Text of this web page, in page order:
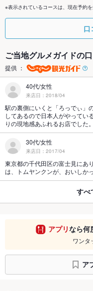
※表示されているコースは、現在予約
口
ご当地グルメガイドの
提供 ：
40代/女性
来店日：2018/04
駅の裏側にいくと「ろっでぃ」
してあるので日本人がやってい
りの現地感あふれるお店でした。
30代/女性
来店日：2017/04
東京都の千代田区の富士見にあ
は、トムヤンクンが、おいしかっ
すべ
アプリなら何
ワンタ
ア